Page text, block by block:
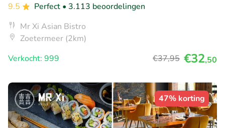
9.5
Perfect • 3.113 beoordelingen
Mr Xi Asian Bistro
Zoetermeer (2km)
Verkocht: 999
€37,95 €32,50
47% korting